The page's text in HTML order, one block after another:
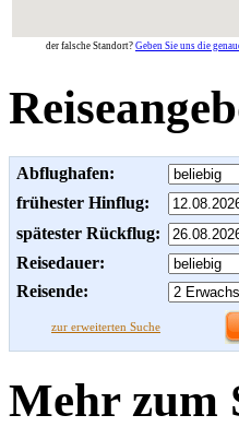
der falsche Standort? Geben Sie uns die
Abflughafen:
frühester Hinflug:
spätester Rückflug:
Reisedauer:
Reisende:
zur erweiterten Suche
Mehr zum